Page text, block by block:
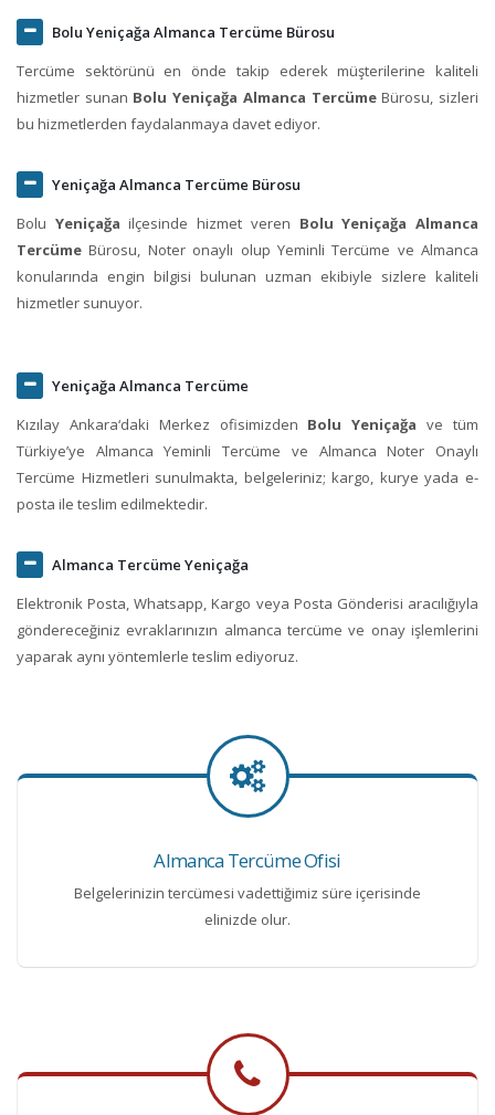
Bolu Yeniçağa Almanca Tercüme Bürosu
Tercüme sektörünü en önde takip ederek müşterilerine kaliteli
hizmetler sunan Bolu Yeniçağa Almanca TercümeBürosu, sizleri
bu hizmetlerden faydalanmaya davet ediyor.
Yeniçağa Almanca Tercüme Bürosu
Bolu Yeniçağa ilçesinde hizmet veren Bolu Yeniçağa Almanca
Tercüme Bürosu, Noter onaylı olup Yeminli Tercüme ve Almanca
konularında engin bilgisi bulunan uzman ekibiyle sizlere kaliteli
hizmetler sunuyor.
Yeniçağa Almanca Tercüme
Kızılay Ankara‘daki Merkez ofisimizden Bolu Yeniçağa ve tüm
Türkiye’ye Almanca Yeminli Tercüme ve Almanca Noter Onaylı
Tercüme Hizmetleri sunulmakta, belgeleriniz; kargo, kurye yada e-
posta ile teslim edilmektedir.
Almanca Tercüme Yeniçağa
Elektronik Posta, Whatsapp, Kargo veya Posta Gönderisi aracılığıyla
göndereceğiniz evraklarınızın almanca tercüme ve onay işlemlerini
yaparak aynı yöntemlerle teslim ediyoruz.
Almanca Tercüme Ofisi
Belgelerinizin tercümesi vadettiğimiz süre içerisinde
elinizde olur.